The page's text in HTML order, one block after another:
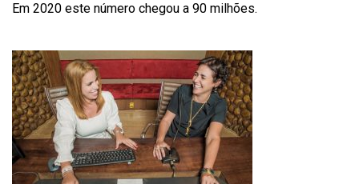
Em 2020 este número chegou a 90 milhões.